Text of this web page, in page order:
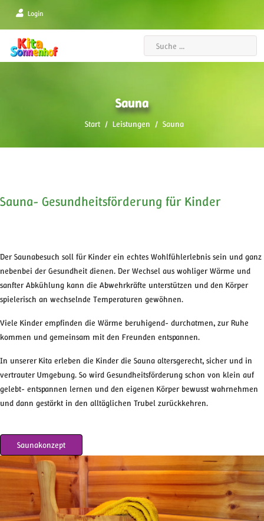
Login
Suchen
Sauna
Start Leistungen Sauna
Sauna- Gesundheitsförderung für Kinder
Der Saunabesuch soll für Kinder ein echtes Wohlfühlerlebnis sein und ganz
nebenbei der Gesundheit dienen. Der Wechsel aus wohliger Wärme und
sanfter Abkühlung kann die Abwehrkräfte unterstützen und den Körper
spielerisch an wechselnde Temperaturen gewöhnen.
Viele Kinder empfinden die Wärme beruhigend- durchatmen, zur Ruhe
kommen und gemeinsam mit den Freunden entspannen.
In unserer Kita erleben die Kinder die Sauna altersgerecht, sicher und in
vertrauter Umgebung. So wird Gesundheitsförderung schon von klein auf
gelebt- entspannen lernen und den eigenen Körper bewusst wahrnehmen
und dann gestärkt in den alltäglichen Trubel zurückkehren.
Saunakonzept